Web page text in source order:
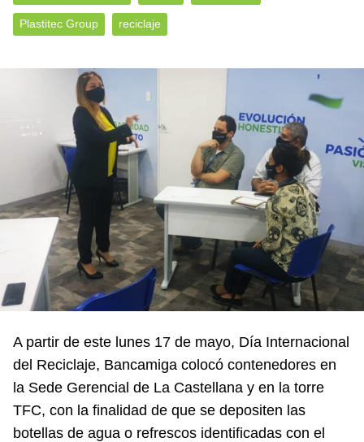
Plastitec Group reciclaje
A partir de este lunes 17 de mayo, Día Internacional
del Reciclaje, Bancamiga colocó contenedores en
la Sede Gerencial de La Castellana y en la torre
TFC, con la finalidad de que se depositen las
botellas de agua o refrescos identificadas con el